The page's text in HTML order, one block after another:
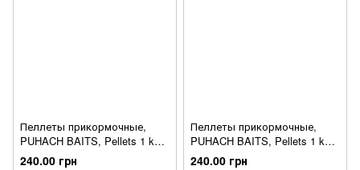
Пеллеты прикормочные,
PUHACH BAITS, Pellets 1 kg -
Amino 3 mm
240.00 грн
Пеллеты прикормочные,
PUHACH BAITS, Pellets 1 kg -
Trout 3 mm
240.00 грн